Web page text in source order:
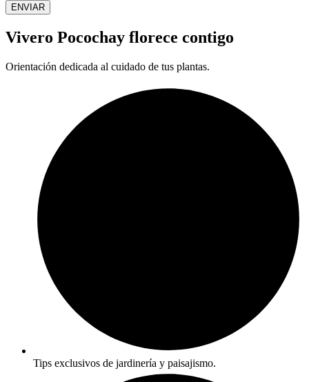
ENVIAR
Vivero Pocochay florece contigo
Orientación dedicada al cuidado de tus plantas.
Tips exclusivos de jardinería y paisajismo.